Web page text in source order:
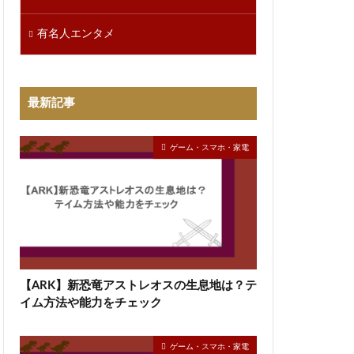
有名人エンタメ
最新記事
ゲーム・スマホ・家電
【ARK】新恐竜アストレオスの生息地は？テ
イム方法や能力をチェック
ゲーム・スマホ・家電